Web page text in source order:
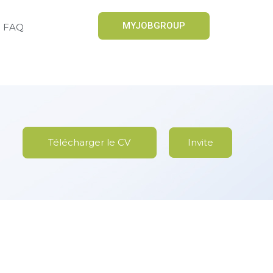
FAQ MYJOBGROUP
Télécharger le CV Invite